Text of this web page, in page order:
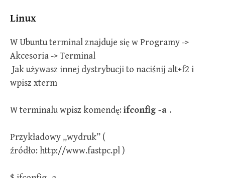
Linux
W Ubuntu terminal znajduje się w Programy ->
Akcesoria -> Terminal
Jak używasz innej dystrybucji to naciśnij alt+f2 i
wpisz xterm
W terminalu wpisz komendę: ifconfig -a .
Przykładowy „wydruk” (
źródło: http://www.fastpc.pl )